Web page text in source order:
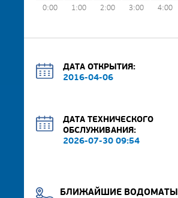
0:00 1:00 2:00 3:00 4:00
ДАТА ОТКРЫТИЯ:
2016-04-06
ДАТА ТЕХНИЧЕСКОГО
ОБСЛУЖИВАНИЯ:
2026-07-30 09:54
БЛИЖАЙШИЕ ВОДОМАТЫ